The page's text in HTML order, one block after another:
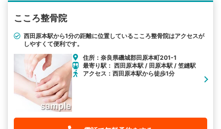
こころ整骨院
西田原本駅から1分の距離に位置しているこころ整骨院はアクセスが
しやすくて便利です。
住所：奈良県磯城郡田原本町201-1
最寄り駅： 西田原本駅 / 田原本駅 / 笠縫駅
アクセス：西田原本駅から徒歩1分